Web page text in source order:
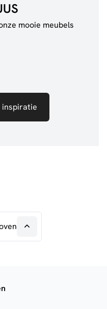
mooie meubels
inspiratie